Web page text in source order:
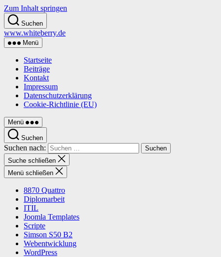
Zum Inhalt springen
Suchen
www.whiteberry.de
Menü
Startseite
Beiträge
Kontakt
Impressum
Datenschutzerklärung
Cookie-Richtlinie (EU)
Menü
Suchen
Suchen nach:
Suche schließen
Menü schließen
8870 Quattro
Diplomarbeit
ITIL
Joomla Templates
Scripte
Simson S50 B2
Webentwicklung
WordPress